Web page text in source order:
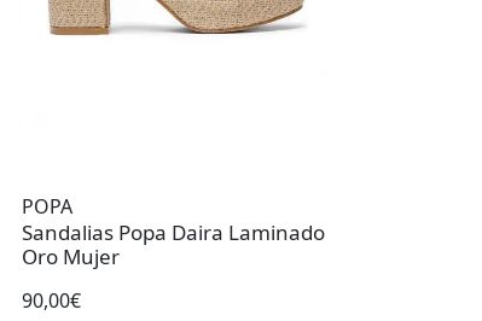
POPA
Sandalias Popa Daira Laminado
Oro Mujer
90,00€